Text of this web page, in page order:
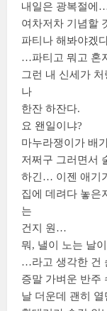
내일은 광복절에
여차저차 기념할
파티나 해봐야겠
…파티고 뭐고 혼
그런 내 신세가
나
한잔 하잔다.
요 왠일이냐?
마누라쟁이가 배
저쩌구 그러면서
하긴… 이젠 애기
집에 데려다 놓은
는
건지 원…
뭐, 낼이 노는 날
…라고 생각한 건
증말 가벼운 반주
날 더운데 괜히 열